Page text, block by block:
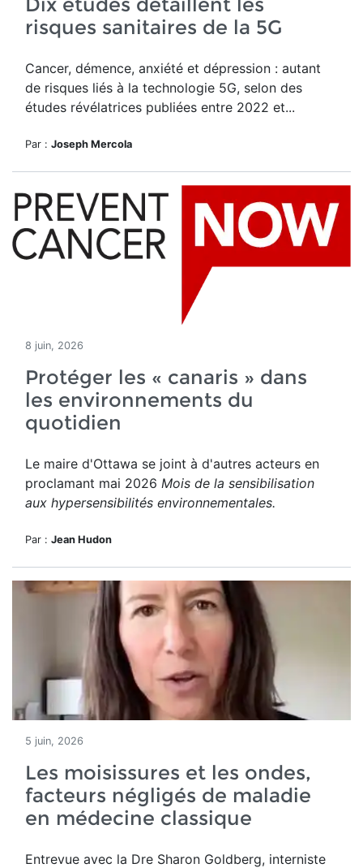
risques sanitaires de la 5G
Cancer, démence, anxiété et dépression : autant
de risques liés à la technologie 5G, selon des
études révélatrices publiées entre 2022 et...
Par : Joseph Mercola
8 juin, 2026
Protéger les « canaris » dans
les environnements du
quotidien
Le maire d'Ottawa se joint à d'autres acteurs en
proclamant mai 2026 Mois de la sensibilisation
aux hypersensibilités environnementales.
Par : Jean Hudon
5 juin, 2026
Les moisissures et les ondes,
facteurs négligés de maladie
en médecine classique
Entrevue avec la Dre Sharon Goldberg, interniste